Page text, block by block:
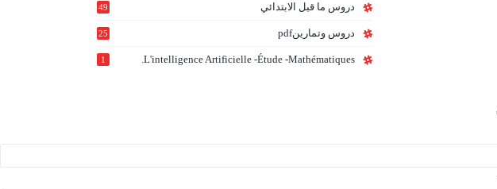
دروس ما قبل الابتدائي 49
دروس وتمارينpdf 25
L'intelligence Artificielle -étude -mathématiques.
1